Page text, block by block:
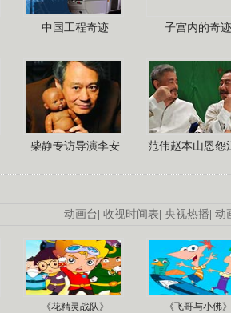
中国工程奇迹 子宫内的奇迹
柴静专访导演李安 范伟赵本山恩怨
动画台| 收视时间表| 央视热播| 动
《花精灵战队》 《飞哥与小佛》